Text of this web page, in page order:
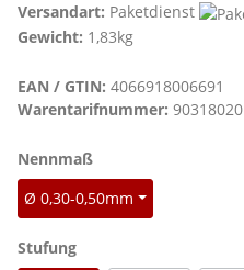
Versandart: Paketdienst
Gewicht: 1,83kg
EAN / GTIN: 4066918006691
Warentarifnummer: 90318020
Nennmaßauswählen
Ø 0,30-0,50mm
Stufungauswählen